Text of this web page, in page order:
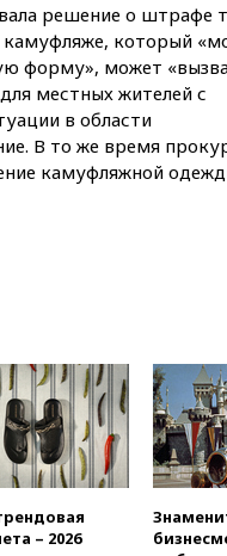
решение о штрафе
камуфляже, который
форму», может
местных жителей с
в области
В то же время
камуфляжной
– 2026